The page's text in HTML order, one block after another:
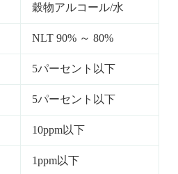
穀物アルコール/水
NLT 90% ～ 80%
5パーセント以下
5パーセント以下
10ppm以下
1ppm以下